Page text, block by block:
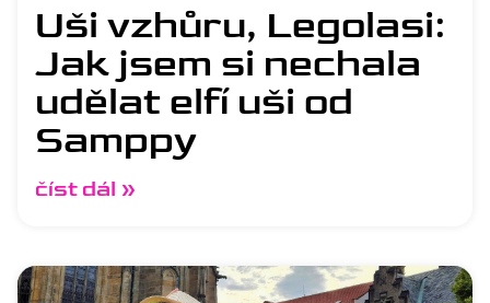
Uši vzhůru, Legolasi:
Jak jsem si nechala
udělat elfí uši od
Samppy
číst dál »